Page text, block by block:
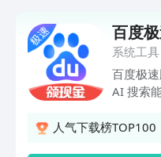
件推荐，给你带去了一
优势已经被广大的用户
以点击下载。
百度
系统工具
百度极
AI 搜索
追短剧
人气下载榜TOP100